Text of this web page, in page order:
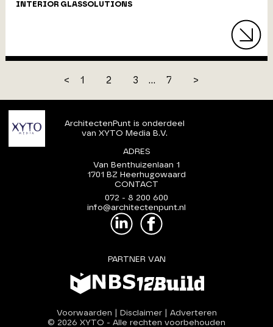
INTERIOR GLASSOLUTIONS
< 1 2 3 ... 7 >
ArchitectenPunt is onderdeel
van XYTO Media B.V.
ADRES
Van Benthuizenlaan 1
1701 BZ Heerhugowaard
CONTACT
072 - 8 200 600
info@architectenpunt.nl
PARTNER VAN
Voorwaarden Disclaimer| Adverteren
© 2026 XYTO - Alle rechten voorbehouden